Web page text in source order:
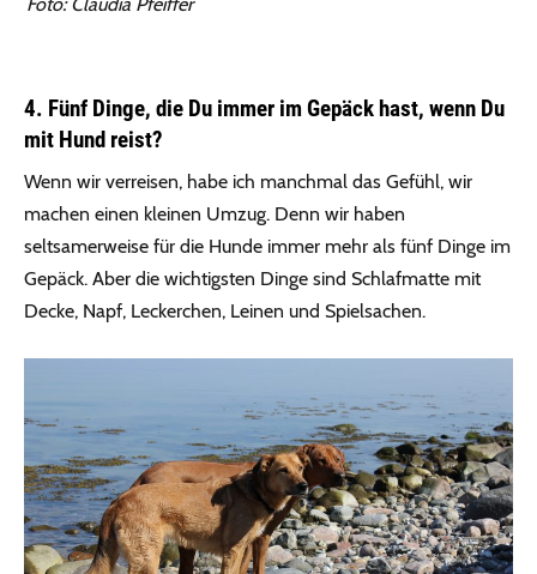
Foto: Claudia Pfeiffer
4. Fünf Dinge, die Du immer im Gepäck hast, wenn Du
mit Hund reist?
Wenn wir verreisen, habe ich manchmal das Gefühl, wir
machen einen kleinen Umzug. Denn wir haben
seltsamerweise für die Hunde immer mehr als fünf Dinge im
Gepäck. Aber die wichtigsten Dinge sind Schlafmatte mit
Decke, Napf, Leckerchen, Leinen und Spielsachen.